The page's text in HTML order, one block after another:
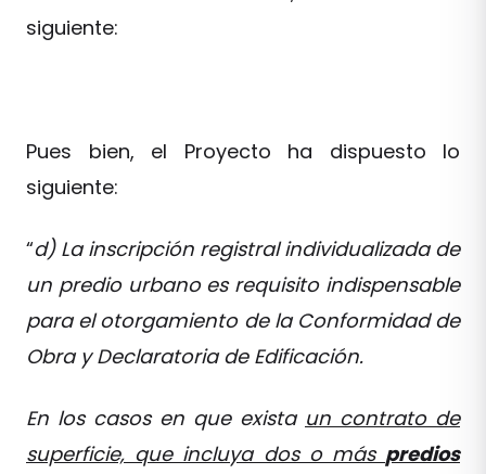
siguiente:
Pues bien, el Proyecto ha dispuesto lo
siguiente:
“d) La inscripción registral individualizada de
un predio urbano es requisito indispensable
para el otorgamiento de la Conformidad de
Obra y Declaratoria de Edificación.
En los casos en que exista un contrato de
superficie, que incluya dos o más predios